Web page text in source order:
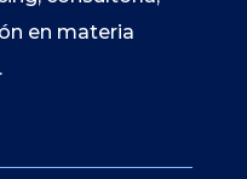
en materia